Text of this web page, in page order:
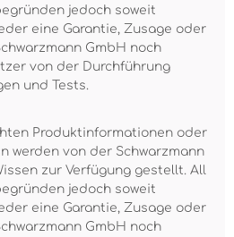
jedoch soweit
eine Garantie, Zusage oder
GmbH noch
von der Durchführung
und Tests.
Produktinformationen oder
werden von der Schwarzmann
zur Verfügung gestellt. All
jedoch soweit
eine Garantie, Zusage oder
GmbH noch